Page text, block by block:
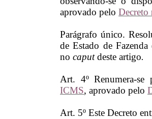
aprovado peloDecreto
Parágrafo único.
de Estado de Fazenda
nocaputdeste artigo.
Art. 4º Renumera-
ICMS, aprovado pelo
Art. 5º Este Decreto